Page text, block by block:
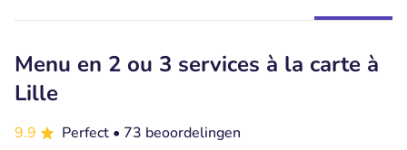
Menu en 2 ou 3 services à la carte à
Lille
9.9 Perfect • 73 beoordelingen